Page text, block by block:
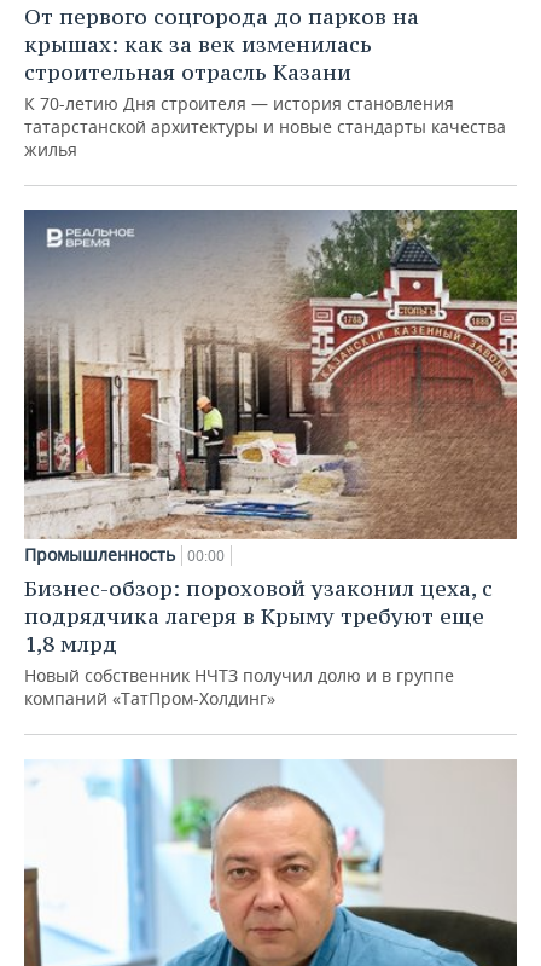
От первого соцгорода до парков на
крышах: как за век изменилась
строительная отрасль Казани
К 70-летию Дня строителя — история становления
татарстанской архитектуры и новые стандарты качества
жилья
Промышленность 00:00
Бизнес-обзор: пороховой узаконил цеха, с
подрядчика лагеря в Крыму требуют еще
1,8 млрд
Новый собственник НЧТЗ получил долю и в группе
компаний «ТатПром-Холдинг»